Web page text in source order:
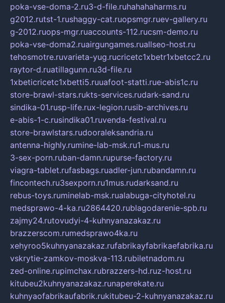
poka-vse-doma-2.ru3-d-file.ruhahahaharms.ru
g2012.rutst-1.rushaggy-cat.ruopsmgr.ruev-gallery.ru
g-2012.ruops-mgr.ruaccounts-112.rucsm-demo.ru
poka-vse-doma2.ruairgungames.ruallseo-host.ru
tehosmotre.ruvarieta-yug.rucricetc1xbetr1xbetcc2.ru
raytor-d.ruatillagunn.ru3d-file.ru
1xbeticricetc1xbetti5.ruuafoot-statti.rue-abis1c.ru
store-brawl-stars.rukts-services.rudark-sand.ru
sindika-01.rusp-life.rux-legion.rusib-archives.ru
e-abis-1-c.rusindika01.ruvenda-festival.ru
store-brawlstars.rudooraleksandria.ru
antenna-highly.rumine-lab-msk.ru1-mus.ru
3-sex-porn.ruban-damn.rupurse-factory.ru
viagra-tablet.rufasbags.ruadler-jun.rubandamn.ru
fincontech.ru3sexporn.ru1mus.rudarksand.ru
rebus-toys.ruminelab-msk.rualabuga-cityhotel.ru
medsprawo-4-ka.ru2864420.rublagodarenie-spb.ru
zajmy24.rutovudyi-4-kuhnyanazakaz.ru
brazzerscom.rumedsprawo4ka.ru
xehyroo5kuhnyanazakaz.rufabrikayfabrikaefabrika.ru
vskrytie-zamkov-moskva-113.rubiletnadom.ru
zed-online.rupimchax.rubrazzers-hd.ruz-host.ru
kitubeu2kuhnyanazakaz.runaperekate.ru
kuhnyaofabrikaufabrik.rukitubeu-2-kuhnyanazakaz.ru